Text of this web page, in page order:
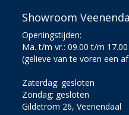
Showroom
Openingstijden:
Ma. t/m vr.: 09.00 t/m
(gelieve van te voren een
Zaterdag: gesloten
Zondag: gesloten
Gildetrom 26, Veenendaal